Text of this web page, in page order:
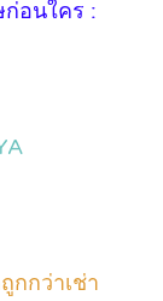
ก่อนใคร :
กกว่าเช่า